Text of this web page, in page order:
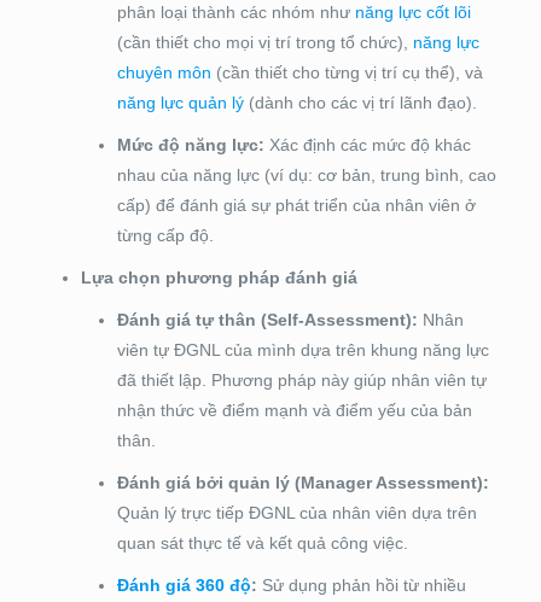
phân loại thành các nhóm như năng lực cốt lõi
(cần thiết cho mọi vị trí trong tổ chức), năng lực
chuyên môn (cần thiết cho từng vị trí cụ thể), và
năng lực quản lý(dành cho các vị trí lãnh đạo).
Mức độ năng lực: Xác định các mức độ khác
nhau của năng lực (ví dụ: cơ bản, trung bình, cao
cấp) để đánh giá sự phát triển của nhân viên ở
từng cấp độ.
Lựa chọn phương pháp đánh giá
Đánh giá tự thân (Self-Assessment): Nhân
viên tự ĐGNL của mình dựa trên khung năng lực
đã thiết lập. Phương pháp này giúp nhân viên tự
nhận thức về điểm mạnh và điểm yếu của bản
thân.
Đánh giá bởi quản lý (Manager Assessment):
Quản lý trực tiếp ĐGNL của nhân viên dựa trên
quan sát thực tế và kết quả công việc.
Đánh giá 360 độ: Sử dụng phản hồi từ nhiều